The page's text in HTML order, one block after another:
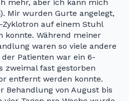
mehr, aber ich kann mich
Mir wurden Gurte angelegt,
auf einem Stuhl
konnte. Während meiner
waren so viele andere
Patienten war ein 6-
zweimal fast gestorben
entfernt werden konnte.
Behandlung von August bis